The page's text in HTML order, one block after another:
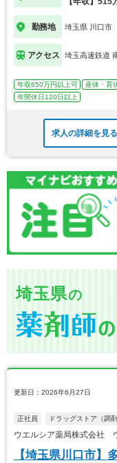
勤務地 埼玉県 川口市
アクセス 埼玉高速鉄道
年収650万円以上可 産休・育
年間休日120日以上
求人の詳細を見る
埼玉県の
更新日：2026年6月27日
正社員 ドラッグストア（調剤
ウエルシア薬局株式会社
【埼玉県川口市】